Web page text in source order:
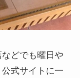
どでも曜日や
式サイトに一